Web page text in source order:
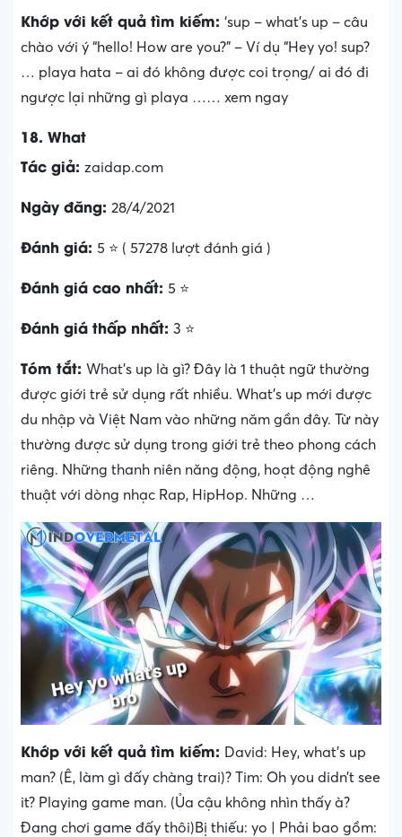
Khớp với kết quả tìm kiếm: ‘sup – what’s up – câu
chào với ý “hello! How are you?” – Ví dụ “Hey yo! sup?
… playa hata – ai đó không được coi trọng/ ai đó đi
ngược lại những gì playa …… xem ngay
18. What
Tác giả: zaidap.com
Ngày đăng: 28/4/2021
Đánh giá: 5 ⭐ ( 57278 lượt đánh giá )
Đánh giá cao nhất: 5 ⭐
Đánh giá thấp nhất: 3 ⭐
Tóm tắt: What’s up là gì? Đây là 1 thuật ngữ thường
được giới trẻ sử dụng rất nhiều. What’s up mới được
du nhập và Việt Nam vào những năm gần đây. Từ này
thường được sử dụng trong giới trẻ theo phong cách
riêng. Những thanh niên năng động, hoạt động nghê
thuật với dòng nhạc Rap, HipHop. Những …
Khớp với kết quả tìm kiếm: David: Hey, what’s up
man? (Ê, làm gì đấy chàng trai)? Tim: Oh you didn’t see
it? Playing game man. (Ủa cậu không nhìn thấy à?
Đang chơi game đấy thôi)Bị thiếu: yo ‎| Phải bao gồm: